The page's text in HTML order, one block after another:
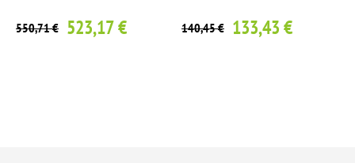
550,71 € 523,17 € 140,45 € 133,43 €